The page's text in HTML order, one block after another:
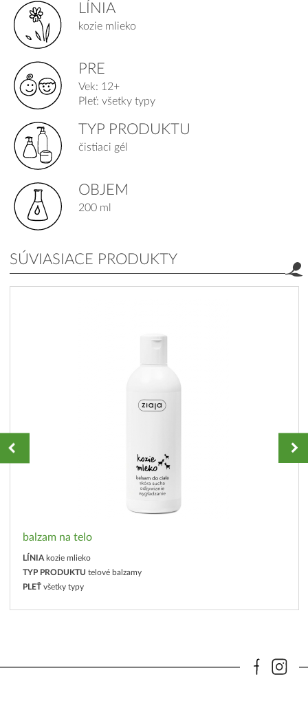
LÍNIA
kozie mlieko
PRE
Vek: 12+
Pleť: všetky typy
TYP PRODUKTU
čistiaci gél
OBJEM
200 ml
SÚVIASIACE PRODUKTY
balzam na telo
LÍNIA kozie mlieko
TYP PRODUKTU telové balzamy
PLEŤ všetky typy